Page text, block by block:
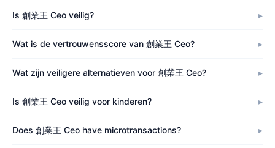
Is 創業王 Ceo veilig?
Wat is de vertrouwensscore van 創業王 Ceo?
Wat zijn veiligere alternatieven voor 創業王 Ceo?
Is 創業王 Ceo veilig voor kinderen?
Does 創業王 Ceo have microtransactions?